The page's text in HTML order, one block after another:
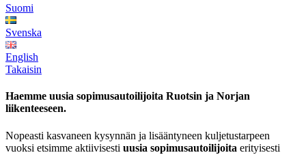
Suomi
Svenska
English
Takaisin
Haemme uusia sopimusautoilijoita Ruotsin ja Norjan
liikenteeseen.
Nopeasti kasvaneen kysynnän ja lisääntyneen kuljetustarpeen
vuoksi etsimme aktiivisesti uusia sopimusautoilijoita erityisesti